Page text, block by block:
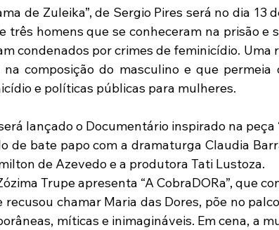
de Zuleika”, de Sergio Pires será no dia 13
três homens que se conheceram na prisão e
condenados por crimes de feminicídio. Uma
composição do masculino e que permeia
e políticas públicas para mulheres.
lançado o Documentário inspirado na peça
de bate papo com a dramaturga Claudia
de Azevedo e a produtora Tati Lustoza.
Trupe apresenta “A CobraDORa”, que
recusou chamar Maria das Dores, põe no
míticas e inimagináveis. Em cena, a